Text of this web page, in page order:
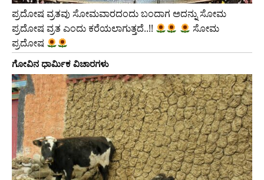
ಪ್ರದೋಷ ವ್ರತವು ಸೋಮವಾರದಂದು ಬಂದಾಗ ಅದನ್ನು ಸೋಮ
ಪ್ರದೋಷ ವ್ರತ ಎಂದು ಕರೆಯಲಾಗುತ್ತದೆ..!!
ಸೋಮ
ಪ್ರದೋಷ
ಗೋವಿನ ಧಾರ್ಮಿಕ ವಿಚಾರಗಳು